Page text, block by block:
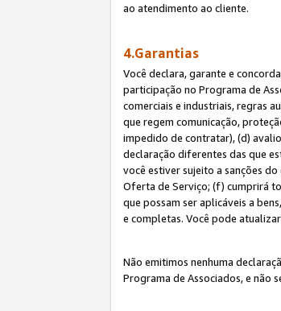
ao atendimento ao cliente.
4.Garantias
Você declara, garante e
participação no Programa de
comerciais e industriais, regras
que regem comunicação,
impedido de contratar), (d)
declaração diferentes das que
você estiver sujeito a sanções
Oferta de Serviço; (f) cumprirá
que possam ser aplicáveis a
e completas. Você pode
Não emitimos nenhuma
Programa de Associados, e não